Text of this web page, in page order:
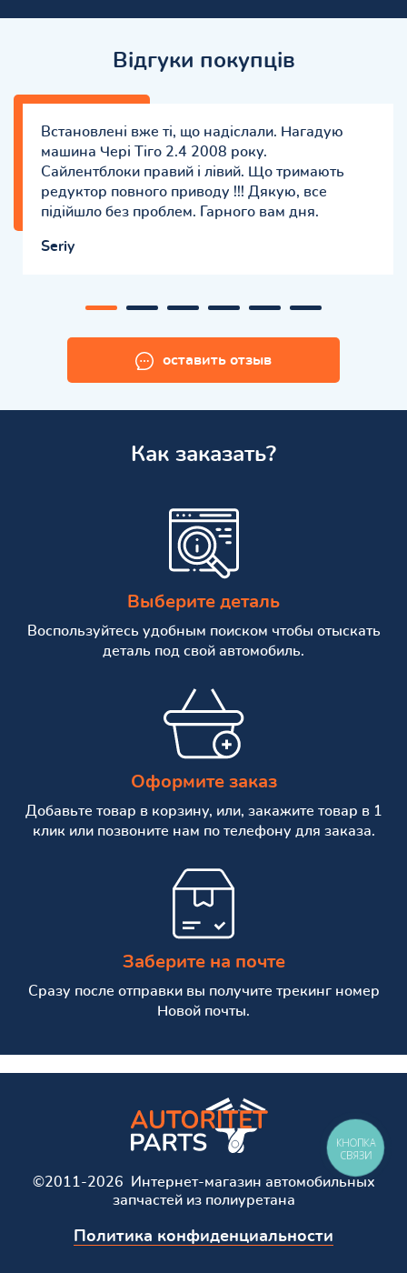
Відгуки покупців
Встановлені вже ті, що надіслали. Нагадую
машина Чері Тіго 2.4 2008 року.
Сайлентблоки правий і лівий. Що тримають
редуктор повного приводу !!! Дякую, все
підійшло без проблем. Гарного вам дня.
Seriy
оставить отзыв
Как заказать?
Выберите деталь
Воспользуйтесь удобным поиском чтобы отыскать
деталь под свой автомобиль.
Оформите заказ
Добавьте товар в корзину, или, закажите товар в 1
клик или позвоните нам по телефону для заказа.
Заберите на почте
Сразу после отправки вы получите трекинг номер
Новой почты.
©2011-2026 Интернет-магазин автомобильных
запчастей из полиуретана
Политика конфиденциальности
КНОПКА
СВЯЗИ